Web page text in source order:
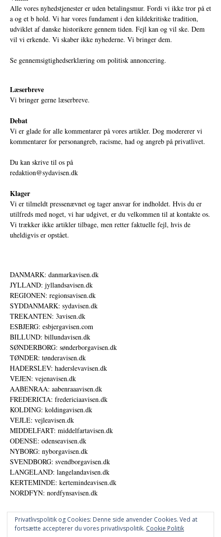
Alle vores nyhedstjenester er uden betalingsmur. Fordi vi ikke tror på et
a og et b hold. Vi har vores fundament i den kildekritiske tradition,
udviklet af danske historikere gennem tiden. Fejl kan og vil ske. Dem
vil vi erkende. Vi skaber ikke nyhederne. Vi bringer dem.
Se gennemsigtighedserklæring om politisk annoncering.
Læserbreve
Vi bringer gerne læserbreve.
Debat
Vi er glade for alle kommentarer på vores artikler. Dog modererer vi
kommentarer for personangreb, racisme, had og angreb på privatlivet.
Du kan skrive til os på
redaktion@sydavisen.dk
Klager
Vi er tilmeldt pressenævnet og tager ansvar for indholdet. Hvis du er
utilfreds med noget, vi har udgivet, er du velkommen til at kontakte os.
Vi trækker ikke artikler tilbage, men retter faktuelle fejl, hvis de
uheldigvis er opstået.
DANMARK: danmarkavisen.dk
JYLLAND: jyllandsavisen.dk
REGIONEN: regionsavisen.dk
SYDDANMARK: sydavisen.dk
TREKANTEN: 3avisen.dk
ESBJERG: esbjergavisen.com
BILLUND: billundavisen.dk
SØNDERBORG: sønderborgavisen.dk
TØNDER: tønderavisen.dk
HADERSLEV: haderslevavisen.dk
VEJEN: vejenavisen.dk
AABENRAA: aabenraaavisen.dk
FREDERICIA: fredericiaavisen.dk
KOLDING: koldingavisen.dk
VEJLE: vejleavisen.dk
MIDDELFART: middelfartavisen.dk
ODENSE: odenseavisen.dk
NYBORG: nyborgavisen.dk
SVENDBORG: svendborgavisen.dk
LANGELAND: langelandavisen.dk
KERTEMINDE: kertemindeavisen.dk
NORDFYN: nordfynsavisen.dk
Privatlivspolitik og Cookies: Denne side anvender Cookies. Ved at
fortsætte accepterer du vores privatlivspolitik. Cookie Politik